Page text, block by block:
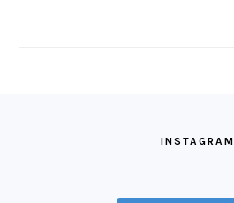
INSTAGRAM